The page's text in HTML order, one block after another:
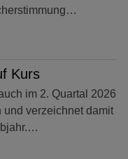
Kurs
im 2. Quartal 2026
verzeichnet damit